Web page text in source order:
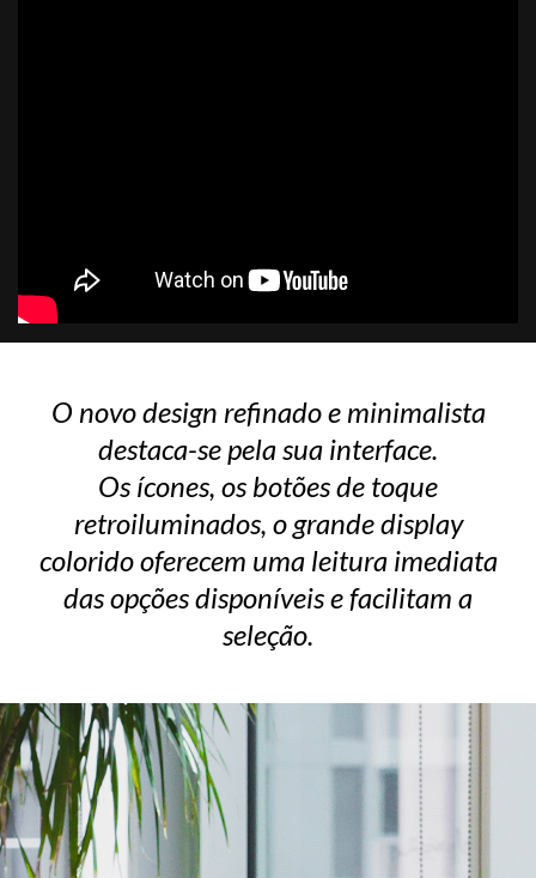
O novo design refinado e minimalista
destaca-se pela sua interface.
Os ícones, os botões de toque
retroiluminados, o grande display
colorido oferecem uma leitura imediata
das opções disponíveis e facilitam a
seleção.